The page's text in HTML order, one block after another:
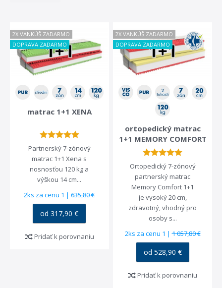
2X VANKÚŠ ZADARMO
DOPRAVA ZADARMO
matrac 1+1 XENA
Partnerský 7-zónový
matrac 1+1 Xena s
nosnosťou 120 kg a
výškou 14 cm...
2ks za cenu 1 |635,80 €
od 317,90 €
Pridať k porovnaniu
2X VANKÚŠ ZADARMO
DOPRAVA ZADARMO
ortopedický matrac
1+1 MEMORY COMFORT
Ortopedický 7-zónový
partnerský matrac
Memory Comfort 1+1
je vysoký 20 cm,
zdravotný, vhodný pro
osoby s...
2ks za cenu 1 |1 057,80 €
od 528,90 €
Pridať k porovnaniu